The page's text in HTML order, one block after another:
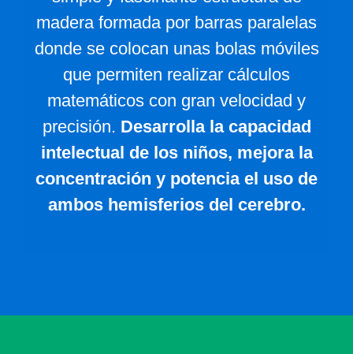
madera formada por barras paralelas
donde se colocan unas bolas móviles
que permiten realizar cálculos
matemáticos con gran velocidad y
precisión. Desarrolla la capacidad
intelectual de los niños, mejora la
concentración y potencia el uso de
ambos hemisferios del cerebro.